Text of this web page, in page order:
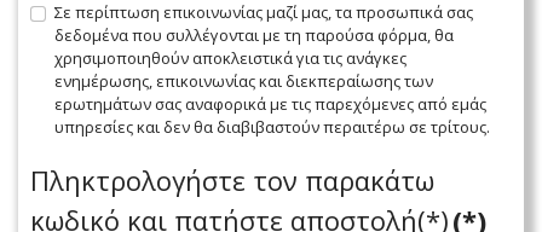
Σε περίπτωση επικοινωνίας μαζί μας, τα προσωπικά σας
δεδομένα που συλλέγονται με τη παρούσα φόρμα, θα
χρησιμοποιηθούν αποκλειστικά για τις ανάγκες
ενημέρωσης, επικοινωνίας και διεκπεραίωσης των
ερωτημάτων σας αναφορικά με τις παρεχόμενες από εμάς
υπηρεσίες και δεν θα διαβιβαστούν περαιτέρω σε τρίτους.
Πληκτρολογήστε τον παρακάτω
κωδικό και πατήστε αποστολή(*)(*)